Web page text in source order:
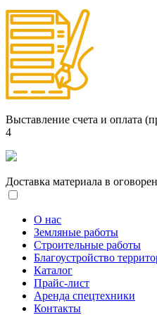
Выставление счета и оплата
4
Доставка материала в
О нас
Земляные работы
Строительные работы
Благоустройство
Каталог
Прайс-лист
Аренда спецтехники
Контакты